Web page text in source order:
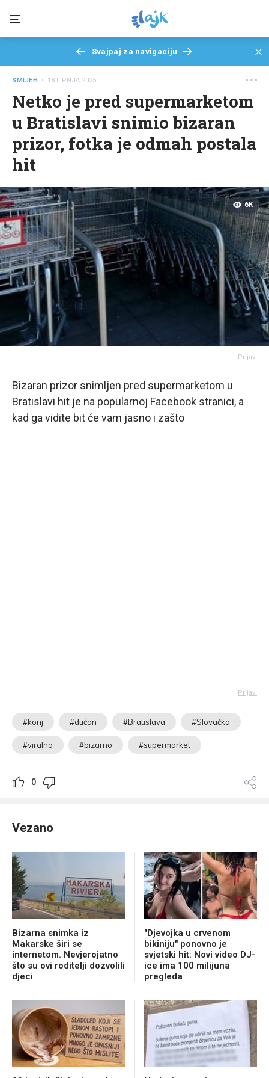
Svajpaj za navigaciju
SMIJEH • 18 LIPNJA 2025
Netko je pred supermarketom
u Bratislavi snimio bizaran
prizor, fotka je odmah postala
hit
6K
Prijavi
Bizaran prizor snimljen pred supermarketom u
Bratislavi hit je na popularnoj Facebook stranici, a
kad ga vidite bit će vam jasno i zašto
Prijavi
#konj #dućan #Bratislava #Slovačka
#viralno #bizarno #supermarket
0
Vezano
Bizarna snimka iz
Makarske širi se
internetom. Nevjerojatno
što su ovi roditelji dozvolili
djeci
"Djevojka u crvenom
bikiniju" ponovno je
svjetski hit: Novi video DJ-
ice ima 100 milijuna
pregleda